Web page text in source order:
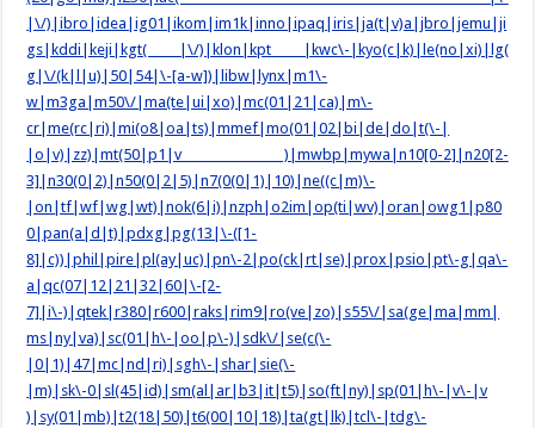
|\/)|ibro|idea|ig01|ikom|im1k|inno|ipaq|iris|ja(t|v)a|jbro|jemu|ji
gs|kddi|keji|kgt( |\/)|klon|kpt |kwc\-|kyo(c|k)|le(no|xi)|lg(
g|\/(k|l|u)|50|54|\-[a-w])|libw|lynx|m1\-
w|m3ga|m50\/|ma(te|ui|xo)|mc(01|21|ca)|m\-
cr|me(rc|ri)|mi(o8|oa|ts)|mmef|mo(01|02|bi|de|do|t(\-|
|o|v)|zz)|mt(50|p1|v )|mwbp|mywa|n10[0-2]|n20[2-
3]|n30(0|2)|n50(0|2|5)|n7(0(0|1)|10)|ne((c|m)\-
|on|tf|wf|wg|wt)|nok(6|i)|nzph|o2im|op(ti|wv)|oran|owg1|p80
0|pan(a|d|t)|pdxg|pg(13|\-([1-
8]|c))|phil|pire|pl(ay|uc)|pn\-2|po(ck|rt|se)|prox|psio|pt\-g|qa\-
a|qc(07|12|21|32|60|\-[2-
7]|i\-)|qtek|r380|r600|raks|rim9|ro(ve|zo)|s55\/|sa(ge|ma|mm|
ms|ny|va)|sc(01|h\-|oo|p\-)|sdk\/|se(c(\-
|0|1)|47|mc|nd|ri)|sgh\-|shar|sie(\-
|m)|sk\-0|sl(45|id)|sm(al|ar|b3|it|t5)|so(ft|ny)|sp(01|h\-|v\-|v
)|sy(01|mb)|t2(18|50)|t6(00|10|18)|ta(gt|lk)|tcl\-|tdg\-